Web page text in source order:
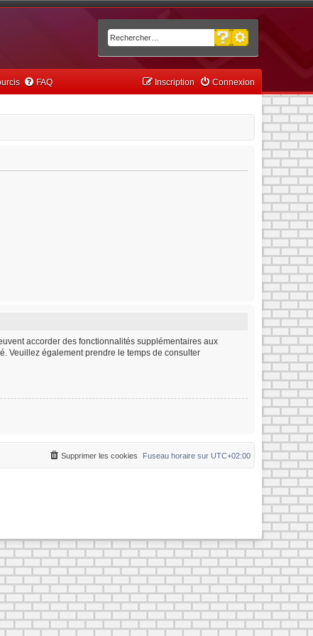
Rechercher
Recherche avancée
FAQ Connexion
Inscription
accorder des fonctionnalités supplémentaires aux
Veuillez également prendre le temps de consulter
Fuseau horaire sur UTC+02:00
Supprimer les cookies